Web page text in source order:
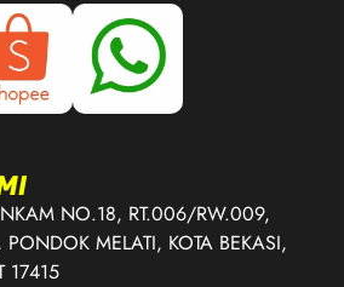
NO.18, RT.006/RW.009,
PONDOK MELATI, KOTA BEKASI,
17415